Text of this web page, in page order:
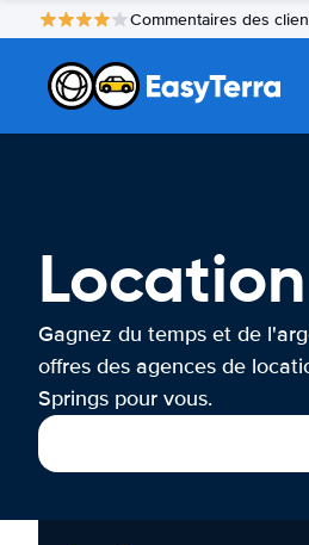
Commentaires des
Gagnez du temps et de
offres des agences de
Springs pour vous.